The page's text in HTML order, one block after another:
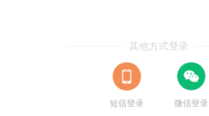
其他方式登录
短信登录 微信登录